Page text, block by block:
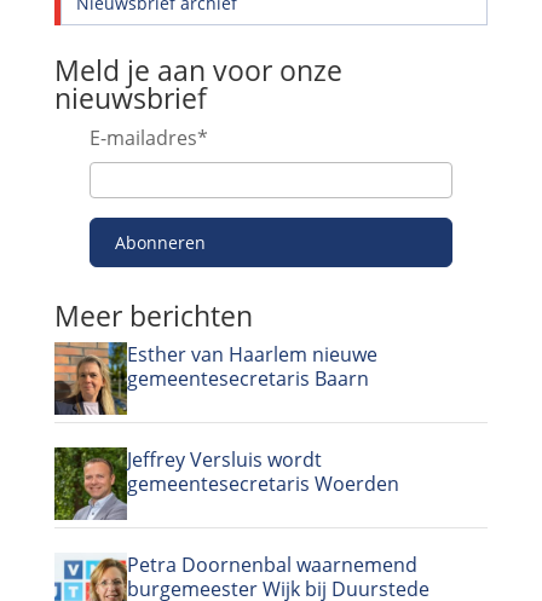
Meld je aan voor onze
nieuwsbrief
E-mailadres*
Abonneren
Meer berichten
Esther van Haarlem nieuwe
gemeentesecretaris Baarn
Jeffrey Versluis wordt
gemeentesecretaris Woerden
Petra Doornenbal waarnemend
burgemeester Wijk bij Duurstede